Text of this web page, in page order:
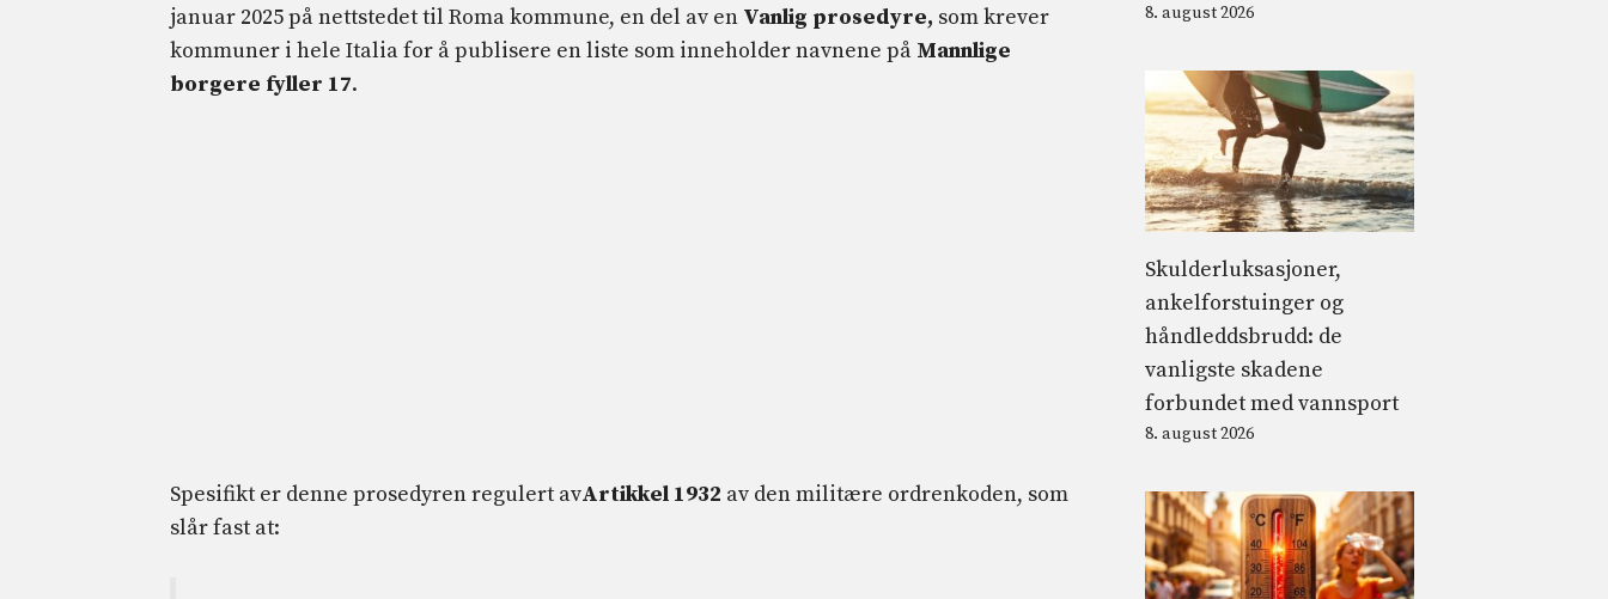
januar 2025 på nettstedet til Roma kommune, en del av en Vanlig prosedyre, som krever
kommuner i hele Italia for å publisere en liste som inneholder navnene på Mannlige
borgere fyller 17.
Spesifikt er denne prosedyren regulert avArtikkel 1932 av den militære ordrenkoden, som
slår fast at:
8. august 2026
Skulderluksasjoner,
ankelforstuinger og
håndleddsbrudd: de
vanligste skadene
forbundet med vannsport
8. august 2026